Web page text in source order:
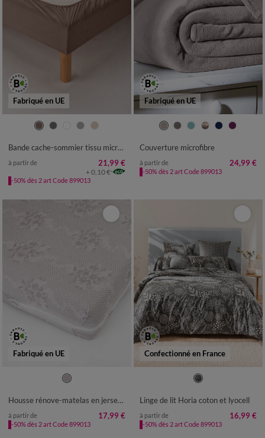
Fabriqué en UE
Bande cache-sommier tissu microfibre
à partir de 21,99 €
+ 0,10 €
-50% dès 2 art Code 899013
Fabriqué en UE
Couverture microfibre
à partir de 24,99 €
-50% dès 2 art Code 899013
Fabriqué en UE
Housse rénove-matelas en jersey bi-extensible et indémaillable
à partir de 17,99 €
-50% dès 2 art Code 899013
Confectionné en France
Linge de lit Horia coton et lyocell
à partir de 16,99 €
-50% dès 2 art Code 899013